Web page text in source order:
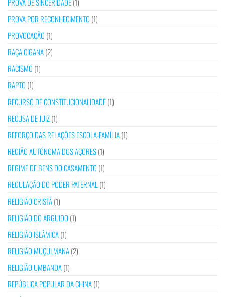
PROVA POR RECONHECIMENTO (1)
PROVOCAÇÃO (1)
RAÇA CIGANA(2)
RACISMO (1)
RAPTO (1)
RECURSO DE CONSTITUCIONALIDADE(1)
RECUSA DE JUIZ(1)
REFORÇO DAS RELAÇÕES ESCOLA-FAMÍLIA(1)
REGIÃO AUTÓNOMA DOS AÇORES(1)
REGIME DE BENS DO CASAMENTO (1)
REGULAÇÃO DO PODER PATERNAL (1)
RELIGIÃO CRISTÃ(1)
RELIGIÃO DO ARGUIDO (1)
RELIGIÃO ISLÂMICA(1)
RELIGIÃO MUÇULMANA(2)
RELIGIÃO UMBANDA(1)
REPÚBLICA POPULAR DA CHINA(1)